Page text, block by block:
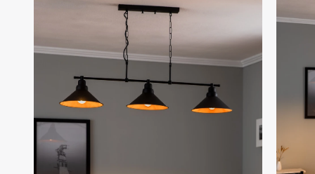
springen